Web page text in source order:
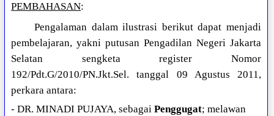
PEMBAHASAN:
Pengalaman dalam ilustrasi berikut dapat menjadi
pembelajaran, yakni putusan Pengadilan Negeri Jakarta
Selatan sengketa register Nomor
192/Pdt.G/2010/PN.Jkt.Sel. tanggal 09 Agustus 2011,
perkara antara:
- DR. MINADI PUJAYA, sebagaiPenggugat; melawan